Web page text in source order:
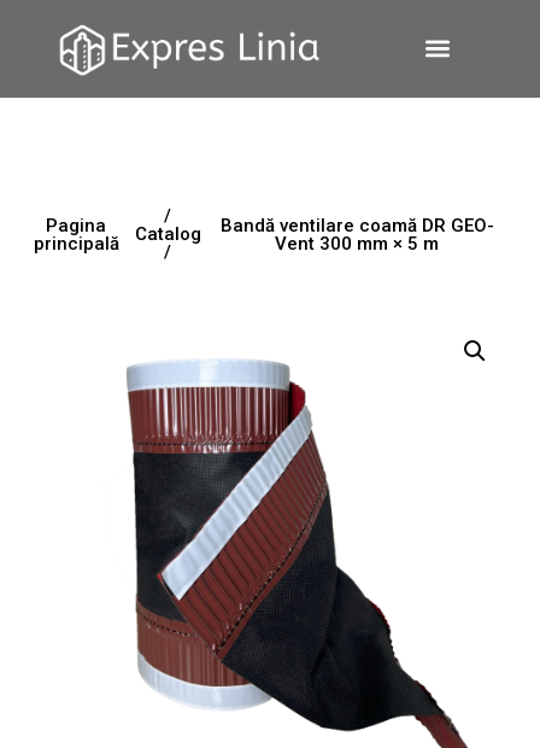
Pagina
principală
/
Catalog
/
Bandă ventilare coamă DR GEO-
Vent 300 mm × 5 m